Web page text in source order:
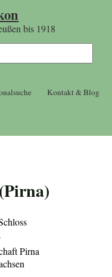
bis 1918
Kontakt & Blog
Pirna